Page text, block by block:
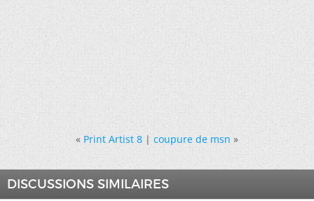
« Print Artist 8|coupure de msn »
DISCUSSIONS SIMILAIRES